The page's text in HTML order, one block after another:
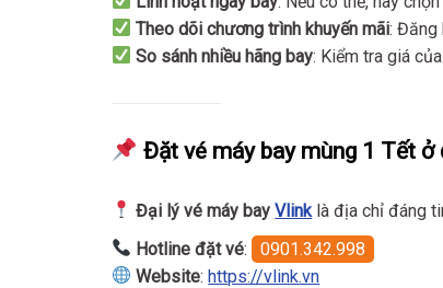
Theo dõi chương trình khuyến mãi: Đăng
So sánh nhiều hãng bay: Kiểm tra giá
Đặt vé máy bay mùng 1 Tết ở
Đại lý vé máy bayVlinklà địa chỉ đáng
Hotline đặt vé:
0901.342.998
Website:https://vlink.vn